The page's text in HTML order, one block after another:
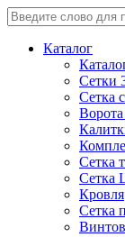
Каталог
Сетки
Сетка
Сетка
Сетка
Кровля
Сетка